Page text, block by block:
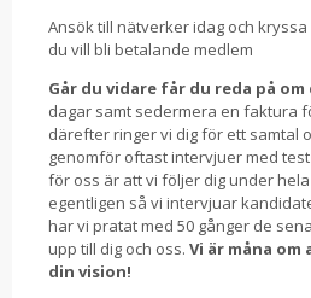
Ansök till nätverker idag och
du vill bli betalande medlem
Går du vidare får du reda på om
dagar samt sedermera en faktura
därefter ringer vi dig för ett samtal
genomför oftast intervjuer med
för oss är att vi följer dig under
egentligen så vi intervjuar
har vi pratat med 50 gånger de
upp till dig och oss. Vi är måna om
din vision!